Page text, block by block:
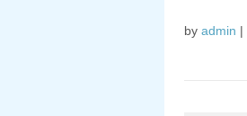
by admin |